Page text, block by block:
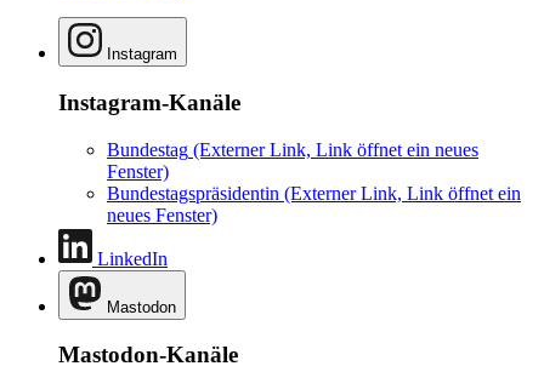
Instagram
Instagram-Kanäle
Bundestag (Externer Link, Link öffnet ein neues
Fenster)
Bundestagspräsidentin (Externer Link, Link öffnet ein
neues Fenster)
LinkedIn
Mastodon
Mastodon-Kanäle